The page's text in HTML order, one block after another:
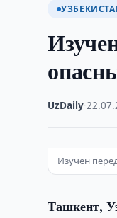
UzDaily ·
Изучен
Ташкент,